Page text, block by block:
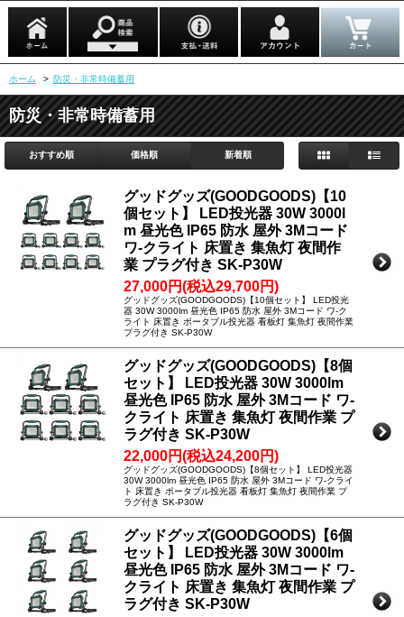
ホーム > 防災・非常時備蓄用
防災・非常時備蓄用
おすすめ順 価格順 新着順
グッドグッズ(GOODGOODS)【10
個セット】 LED投光器 30W 3000l
m 昼光色 IP65 防水 屋外 3Mコード
ワ-クライト 床置き 集魚灯 夜間作
業 プラグ付き SK-P30W
27,000円(税込29,700円)
グッドグッズ(GOODGOODS)【10個セット】 LED投光
器 30W 3000lm 昼光色 IP65 防水 屋外 3Mコード ワ-ク
ライト 床置き ポータブル投光器 看板灯 集魚灯 夜間作業
プラグ付き SK-P30W
グッドグッズ(GOODGOODS)【8個
セット】 LED投光器 30W 3000lm
昼光色 IP65 防水 屋外 3Mコード ワ-
クライト 床置き 集魚灯 夜間作業 プ
ラグ付き SK-P30W
22,000円(税込24,200円)
グッドグッズ(GOODGOODS)【8個セット】 LED投光器
30W 3000lm 昼光色 IP65 防水 屋外 3Mコード ワ-クライ
ト 床置き ポータブル投光器 看板灯 集魚灯 夜間作業 プ
ラグ付き SK-P30W
グッドグッズ(GOODGOODS)【6個
セット】 LED投光器 30W 3000lm
昼光色 IP65 防水 屋外 3Mコード ワ-
クライト 床置き 集魚灯 夜間作業 プ
ラグ付き SK-P30W